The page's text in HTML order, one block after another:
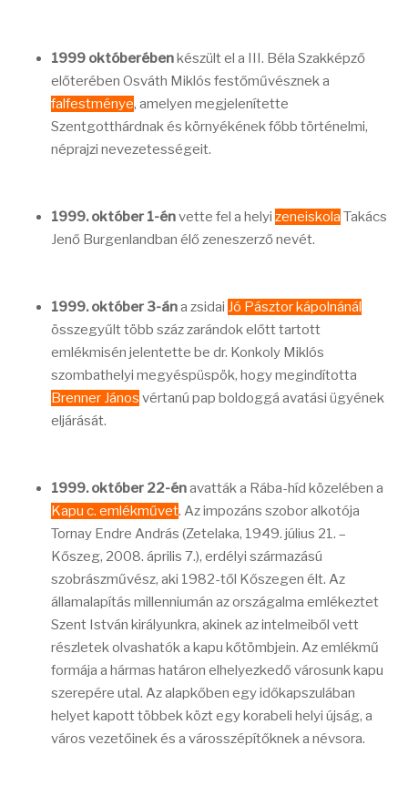
1999 októberébenkészült el a III. Béla Szakképző
előterében Osváth Miklós festőművésznek a
falfestménye, amelyen megjelenítette
Szentgotthárdnak és környékének főbb történelmi,
néprajzi nevezetességeit.
1999. október 1-énvette fel a helyi zeneiskola Takács
Jenő Burgenlandban élő zeneszerző nevét.
1999. október 3-ána zsidai Jó Pásztor kápolnánál
összegyűlt több száz zarándok előtt tartott
emlékmisén jelentette be dr. Konkoly Miklós
szombathelyi megyéspüspök, hogy megindította
Brenner János vértanú pap boldoggá avatási ügyének
eljárását.
1999. október 22-énavatták a Rába-híd közelében a
Kapu c. emlékművet. Az impozáns szobor alkotója
Tornay Endre András (Zetelaka, 1949. július 21. –
Kőszeg, 2008. április 7.), erdélyi származású
szobrászművész, aki 1982-től Kőszegen élt. Az
államalapítás millenniumán az országalma emlékeztet
Szent István királyunkra, akinek az intelmeiből vett
részletek olvashatók a kapu kőtömbjein. Az emlékmű
formája a hármas határon elhelyezkedő városunk kapu
szerepére utal. Az alapkőben egy időkapszulában
helyet kapott többek közt egy korabeli helyi újság, a
város vezetőinek és a városszépítőknek a névsora.